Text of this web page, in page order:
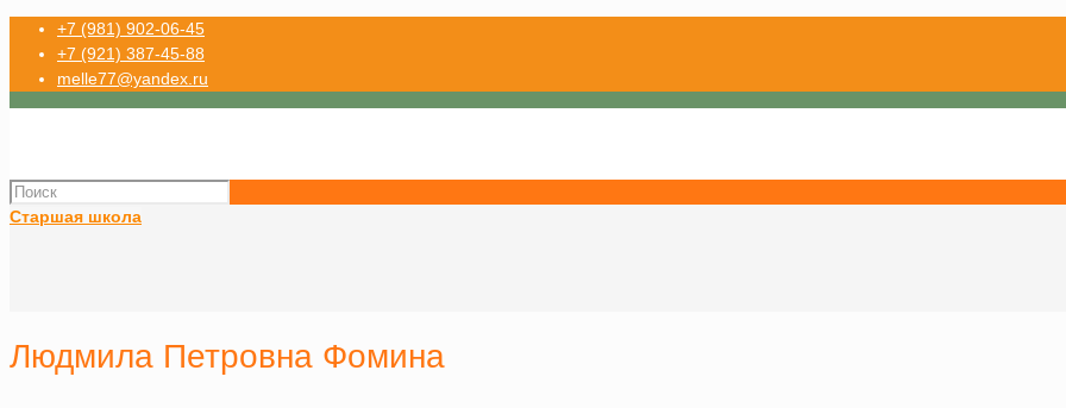
+7 (981) 902-06-45
+7 (921) 387-45-88
melle77@yandex.ru
Старшая школа
Людмила Петровна Фомина